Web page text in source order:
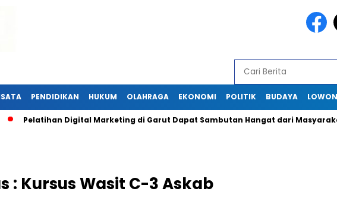
PENDIDIKAN HUKUM OLAHRAGA EKONOMI POLITIK BUDAYA
Digital Marketing di Garut Dapat Sambutan Hangat dari Masyarakat
: Kursus Wasit C-3 Askab